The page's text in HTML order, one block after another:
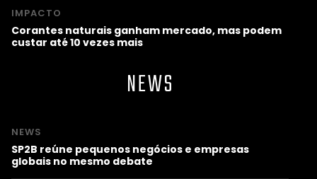
IMPACTO
Corantes naturais ganham mercado, mas podem
custar até 10 vezes mais
NEWS
NEWS
SP2B reúne pequenos negócios e empresas
globais no mesmo debate